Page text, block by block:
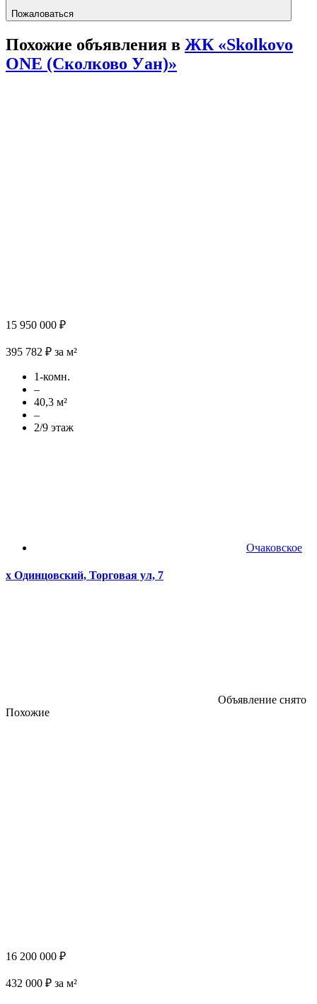
Пожаловаться
Похожие объявления в ЖК «Skolkovo
ONE (Сколково Уан)»
15 950 000 ₽
395 782 ₽ за м²
1-комн.
–
40,3 м²
–
2/9 этаж
Очаковское
х Одинцовский, Торговая ул, 7
Объявление снято
Похожие
16 200 000 ₽
432 000 ₽ за м²